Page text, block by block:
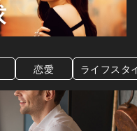
恋愛 ライフスタ